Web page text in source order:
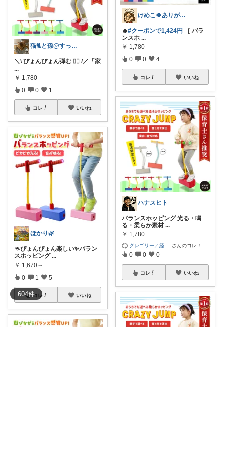
604件
猫🐈と孫@すっきりLife🏡
＼\ ぴょんぴょん弾む 🤸‍♀️ /／「家
...
￥ 1,780
0 0 1
コレ いいね
ほかり🌿
🦘ぴょんぴょん楽しい✨バラン
スホッピング...
￥ 1,670～
0 1 5
コレ いいね
けめこ🍀ありがとうございます🤭💕
🔥#クーポンで1,424円 ［ バラ
ンスホ ...
￥ 1,780
0 0 4
コレ いいね
ハナスヒト
バランスホッピング 光る・鳴
る・柔らか素材 ...
￥ 1,780
グレゴリー／経 さんのコレ！
0 0 0
コレ いいね